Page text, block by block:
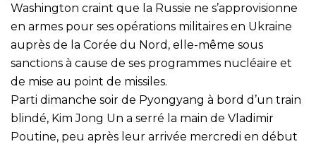
Washington craint que la Russie ne s’approvisionne
en armes pour ses opérations militaires en Ukraine
auprès de la Corée du Nord, elle-même sous
sanctions à cause de ses programmes nucléaire et
de mise au point de missiles.
Parti dimanche soir de Pyongyang à bord d’un train
blindé, Kim Jong Un a serré la main de Vladimir
Poutine, peu après leur arrivée mercredi en début